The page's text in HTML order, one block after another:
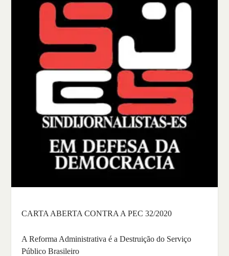
CARTA ABERTA CONTRA A PEC 32/2020
A Reforma Administrativa é a Destruição do Serviço
Público Brasileiro